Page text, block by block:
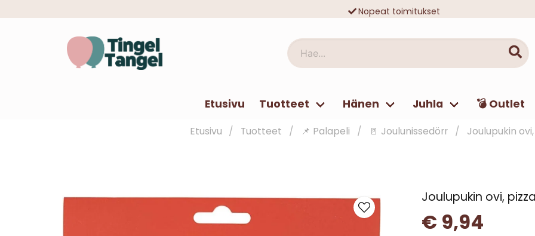
Nopeat toimitukset
Hae...
Etusivu Tuotteet Hänen Juhla 💣 Outlet
Etusivu Tuotteet 📌 Palapeli 🚪 Joulunissedörr Joulupukin
Joulupukin ovi,
€ 9,94